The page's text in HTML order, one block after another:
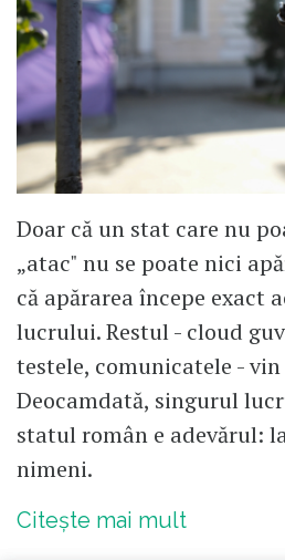
Doar că un stat care nu
„atac" nu se poate nici
că apărarea începe exact
lucrului. Restul - cloud
testele, comunicatele - vin
Deocamdată, singurul
statul român e adevărul:
nimeni.
Citește mai mult